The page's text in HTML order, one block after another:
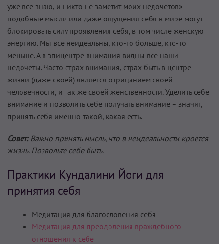
уже все знаю, и никто не заметит моих недочётов» –
подобные мысли или даже ощущения себя в мире могут
блокировать силу проявления себя, в том числе женскую
энергию. Мы все неидеальны, кто-то больше, кто-то
меньше. А в эпицентре внимания видны все наши
недочёты. Часто страх внимания, страх быть в центре
жизни (даже своей) является отрицанием своей
человечности, и так же своей женственности. Уделить себе
внимание и позволить себе получать внимание – значит,
принять себя именно такой, какая есть.
Совет: Важно принять мысль, что в неидеальности кроется
жизнь. Позвольте себе быть.
Практики Кундалини Йоги для
принятия себя
Медитация для благословения себя
Медитация для преодоления враждебного
отношения к себе